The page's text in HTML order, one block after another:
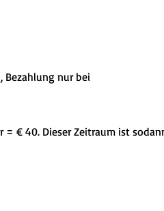
Bezahlung nur bei
= € 40. Dieser Zeitraum ist